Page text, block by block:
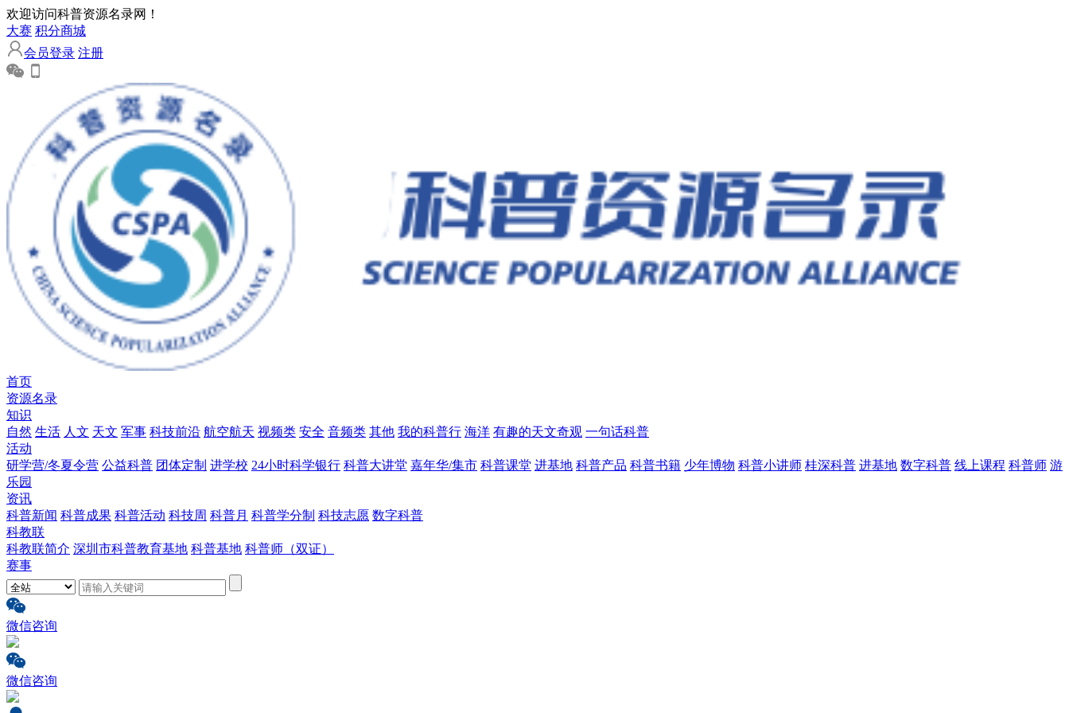
欢迎访问科普资源名录网！
大赛 积分商城
会员登录 注册
首页
资源名录
知识
自然 生活 人文 天文 军事 科技前沿 航空航天 视频类 安全 音频类 其他 我的科普行 海洋 有趣的天文奇观 一句话科普
活动
研学营/冬夏令营 公益科普 团体定制 进学校 24小时科学银行 科普大讲堂 嘉年华/集市 科普课堂 进基地 科普产品 科普书籍 少年博物 科普小讲师 桂深科普 进基地 数字科普 线上课程 科普师 游
乐园
资讯
科普新闻 科普成果 科普活动 科技周 科普月 科普学分制 科技志愿 数字科普
科教联
科教联简介 深圳市科普教育基地 科普基地 科普师（双证）
赛事
微信咨询
微信咨询